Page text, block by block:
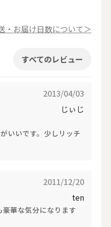
・お届け日数について＞
すべてのレビュー
2013/04/03
じぃじ
いいです。少しリッチ
2011/12/20
ten
華な気分になります